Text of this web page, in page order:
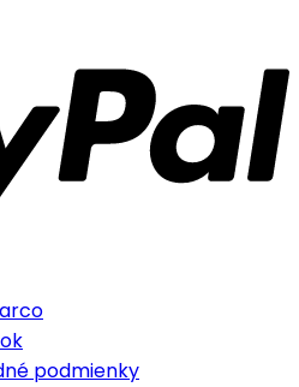
podmienky